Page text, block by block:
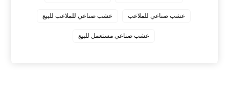
عشب صناعي للملاعب عشب صناعي للملاعب للبيع
عشب صناعي مستعمل للبيع